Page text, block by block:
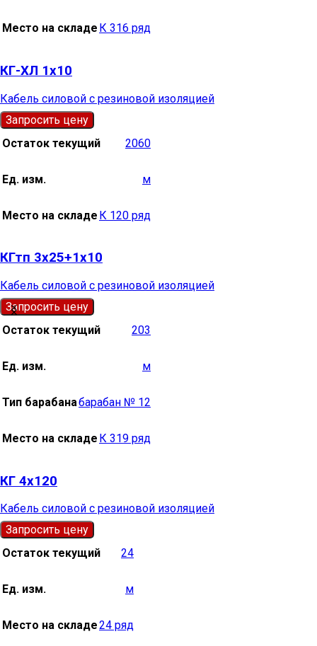
Место на складе К 316 ряд
КГ-ХЛ 1х10
Кабель силовой с резиновой изоляцией
Запросить цену
Остаток текущий
2060
Ед. изм. м
Место на складе К 120 ряд
КГтп 3х25+1х10
Кабель силовой с резиновой изоляцией
Запросить цену
Остаток текущий
203
Ед. изм. м
Тип барабанабарабан № 12
Место на складе К 319 ряд
КГ 4х120
Кабель силовой с резиновой изоляцией
Запросить цену
Остаток текущий
24
Ед. изм. м
Место на складе24 ряд